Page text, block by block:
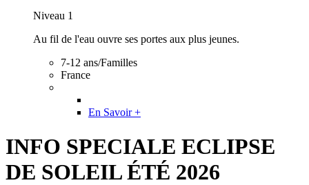
Niveau 1
Au fil de l'eau ouvre ses portes aux plus jeunes.
7-12 ans/Familles
France
En Savoir +
INFO SPECIALE ECLIPSE
DE SOLEIL ÉTÉ 2026